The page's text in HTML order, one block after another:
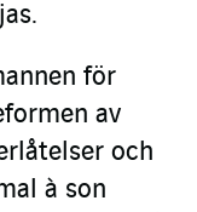
för
av
och
à son